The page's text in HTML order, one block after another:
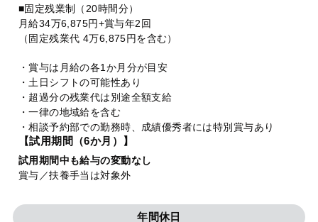
■固定残業制（20時間分）
月給34万6,875円+賞与年2回
（固定残業代 4万6,875円を含む）
・賞与は月給の各1か月分が目安
・土日シフトの可能性あり
・超過分の残業代は別途全額支給
・一律の地域給を含む
・相談予約部での勤務時、成績優秀者には特別賞与あり
【試用期間（6か月）】
試用期間中も給与の変動なし
賞与／扶養手当は対象外
年間休日